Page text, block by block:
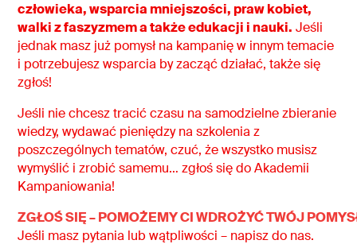
człowieka, wsparcia mniejszości, praw kobiet,
walki z faszyzmem a także edukacji i nauki. Jeśli
jednak masz już pomysł na kampanię w innym temacie
i potrzebujesz wsparcia by zacząć działać, także się
zgłoś!
Jeśli nie chcesz tracić czasu na samodzielne zbieranie
wiedzy, wydawać pieniędzy na szkolenia z
poszczególnych tematów, czuć, że wszystko musisz
wymyślić i zrobić samemu… zgłoś się do Akademii
Kampaniowania!
ZGŁOŚ SIĘ – POMOŻEMY CI WDROŻYĆ TWÓJ
Jeśli masz pytania lub wątpliwości – napisz do nas.